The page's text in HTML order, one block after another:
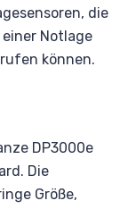
die
Notlage
können.
DP3000e
Die
Größe,